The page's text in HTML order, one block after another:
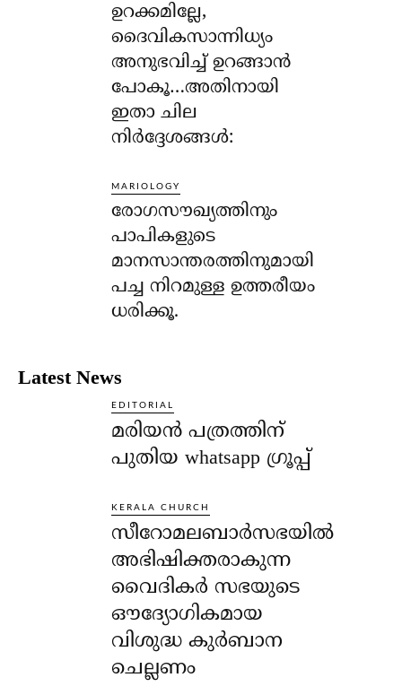
ഉറക്കമില്ലേ,
ദൈവികസാന്നിധ്യം
അനുഭവിച്ച് ഉറങ്ങാന്‍
പോകൂ…അതിനായി
ഇതാ ചില
നിര്‍ദ്ദേശങ്ങള്‍:
MARIOLOGY
രോഗസൗഖ്യത്തിനും
പാപികളുടെ
മാനസാന്തരത്തിനുമായി
പച്ച നിറമുള്ള ഉത്തരീയം
ധരിക്കൂ.
Latest News
EDITORIAL
മരിയൻ പത്രത്തിന്
പുതിയ whatsapp ഗ്രൂപ്പ്
KERALA CHURCH
സീറോമലബാർസഭയിൽ
അഭിഷിക്തരാകുന്ന
വൈദികർ സഭയുടെ
ഔദ്യോഗികമായ
വിശുദ്ധ കുർബാന
ചെല്ലണം